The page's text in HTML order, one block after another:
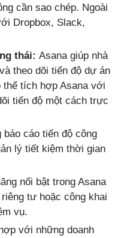
cần sao chép. Ngoài
Dropbox, Slack,
thái: Asana giúp nhà
theo dõi tiến độ dự án
thể tích hợp Asana với
tiến độ một cách trực
cáo tiến độ công
lý tiết kiệm thời gian
nổi bật trong Asana
tư hoặc công khai
vụ.
với những doanh